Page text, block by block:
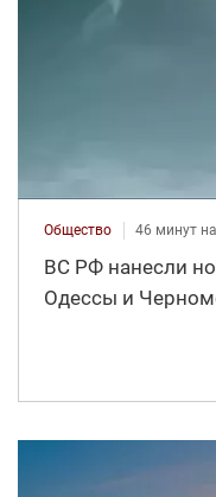
Общество 46 минут
ВС РФ нанесли
Одессы и